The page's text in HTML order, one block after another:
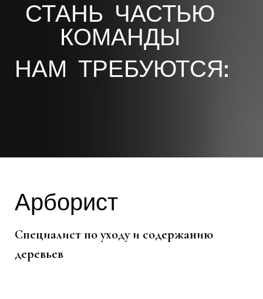
СТАНЬ ЧАСТЬЮ
КОМАНДЫ
НАМ ТРЕБУЮТСЯ:
Арборист
Специалист по уходу и содержанию
деревьев